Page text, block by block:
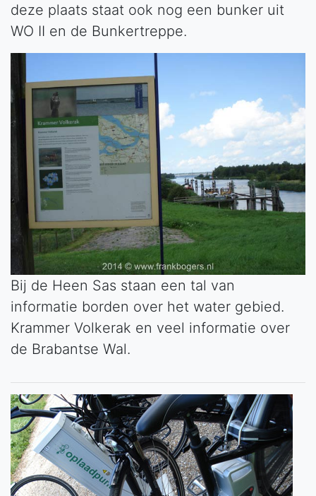
deze plaats staat ook nog een bunker uit
WO II en de Bunkertreppe.
Bij de Heen Sas staan een tal van
informatie borden over het water gebied.
Krammer Volkerak en veel informatie over
de Brabantse Wal.